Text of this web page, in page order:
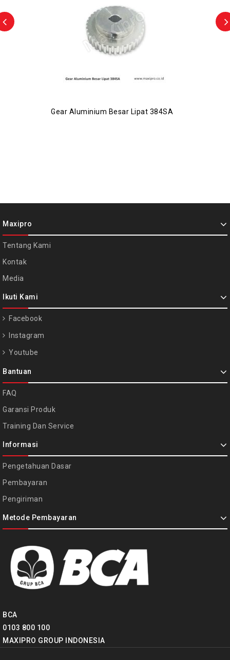
Gear Aluminium Besar Lipat 384SA
Maxipro
Tentang Kami
Kontak
Media
Ikuti Kami
Facebook
Instagram
Youtube
Bantuan
FAQ
Garansi Produk
Training Dan Service
Informasi
Pengetahuan Dasar
Pembayaran
Pengiriman
Metode Pembayaran
BCA
0103 800 100
MAXIPRO GROUP INDONESIA